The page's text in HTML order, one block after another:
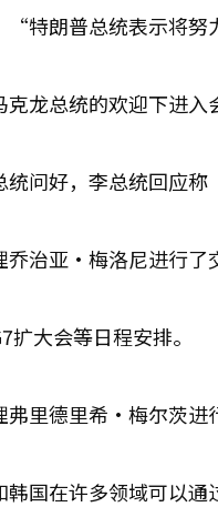
“特朗普总统表示将努
龙总统的欢迎下进入
统问好，李总统回应
治亚·梅洛尼进行了
大会等日程安排。
里德里希·梅尔茨进
国在许多领域可以通